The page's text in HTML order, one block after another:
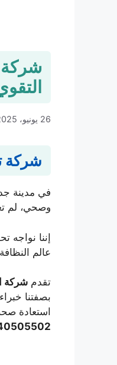
26 يونيو، 2025
شركة
في مدينة
وصحي، لم
إننا نواجه
عالم
تقدم شركة
بصفتنا
استعادة صحة